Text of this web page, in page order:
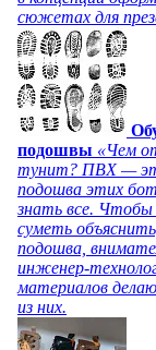
сюжетах для
подошвы «Чем
тунит? ПВХ —
подошва этих
знать все. Чтобы
суметь
подошва,
инженер-
материалов
из них.